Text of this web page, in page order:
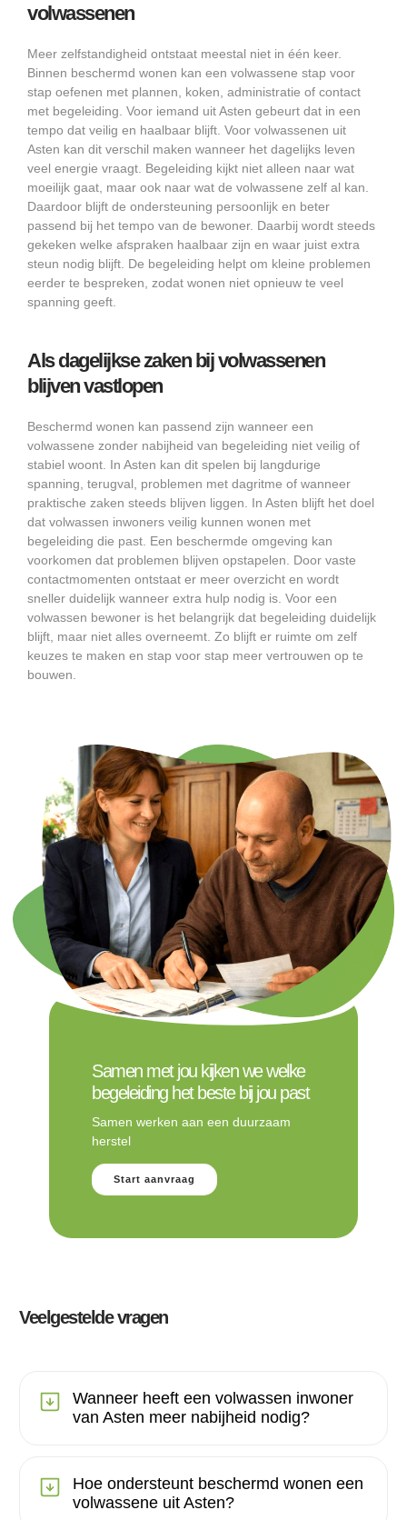
volwassenen
Meer zelfstandigheid ontstaat meestal niet in één keer.
Binnen beschermd wonen kan een volwassene stap voor
stap oefenen met plannen, koken, administratie of contact
met begeleiding. Voor iemand uit Asten gebeurt dat in een
tempo dat veilig en haalbaar blijft. Voor volwassenen uit
Asten kan dit verschil maken wanneer het dagelijks leven
veel energie vraagt. Begeleiding kijkt niet alleen naar wat
moeilijk gaat, maar ook naar wat de volwassene zelf al kan.
Daardoor blijft de ondersteuning persoonlijk en beter
passend bij het tempo van de bewoner. Daarbij wordt steeds
gekeken welke afspraken haalbaar zijn en waar juist extra
steun nodig blijft. De begeleiding helpt om kleine problemen
eerder te bespreken, zodat wonen niet opnieuw te veel
spanning geeft.
Als dagelijkse zaken bij volwassenen
blijven vastlopen
Beschermd wonen kan passend zijn wanneer een
volwassene zonder nabijheid van begeleiding niet veilig of
stabiel woont. In Asten kan dit spelen bij langdurige
spanning, terugval, problemen met dagritme of wanneer
praktische zaken steeds blijven liggen. In Asten blijft het doel
dat volwassen inwoners veilig kunnen wonen met
begeleiding die past. Een beschermde omgeving kan
voorkomen dat problemen blijven opstapelen. Door vaste
contactmomenten ontstaat er meer overzicht en wordt
sneller duidelijk wanneer extra hulp nodig is. Voor een
volwassen bewoner is het belangrijk dat begeleiding duidelijk
blijft, maar niet alles overneemt. Zo blijft er ruimte om zelf
keuzes te maken en stap voor stap meer vertrouwen op te
bouwen.
Samen met jou kijken we welke
begeleiding het beste bij jou past
Samen werken aan een duurzaam
herstel
Start aanvraag
Veelgestelde vragen
Wanneer heeft een volwassen inwoner
van Asten meer nabijheid nodig?
Hoe ondersteunt beschermd wonen een
volwassene uit Asten?